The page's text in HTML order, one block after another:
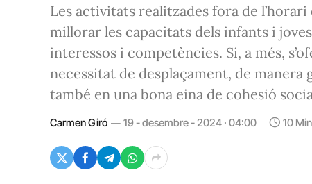
Les activitats realitzades fora de
millorar les capacitats dels infants i
interessos i competències. Si, a més,
necessitat de desplaçament, de
també en una bona eina de cohesió
Carmen Giró 19 - desembre - 2024 · 04:00 10